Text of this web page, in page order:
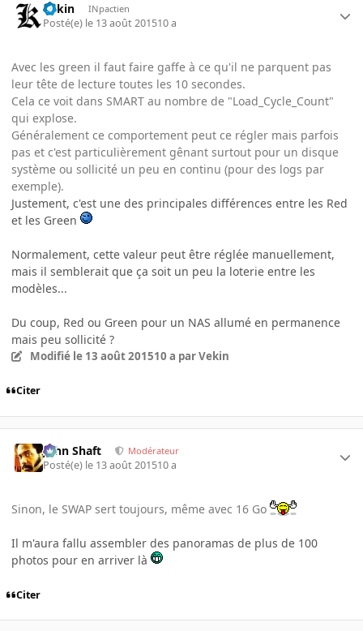
Vekin INpactien
Posté(e) le 13 août 201510 a
Avec les green il faut faire gaffe à ce qu'il ne parquent pas
leur tête de lecture toutes les 10 secondes.
Cela ce voit dans SMART au nombre de "Load_Cycle_Count"
qui explose.
Généralement ce comportement peut ce régler mais parfois
pas et c'est particulièrement gênant surtout pour un disque
système ou sollicité un peu en continu (pour des logs par
exemple).
Justement, c'est une des principales différences entre les Red
et les Green
Normalement, cette valeur peut être réglée manuellement,
mais il semblerait que ça soit un peu la loterie entre les
modèles...
Du coup, Red ou Green pour un NAS allumé en permanence
mais peu sollicité ?
Modifié le 13 août 201510 a par Vekin
Citer
John Shaft Modérateur
Posté(e) le 13 août 201510 a
Sinon, le SWAP sert toujours, même avec 16 Go
Il m'aura fallu assembler des panoramas de plus de 100
photos pour en arriver là
Citer